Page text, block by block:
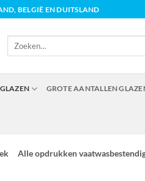
BELGIË EN DUITSLAND
Zoeken
GROTE AANTALLEN
Alle opdrukken